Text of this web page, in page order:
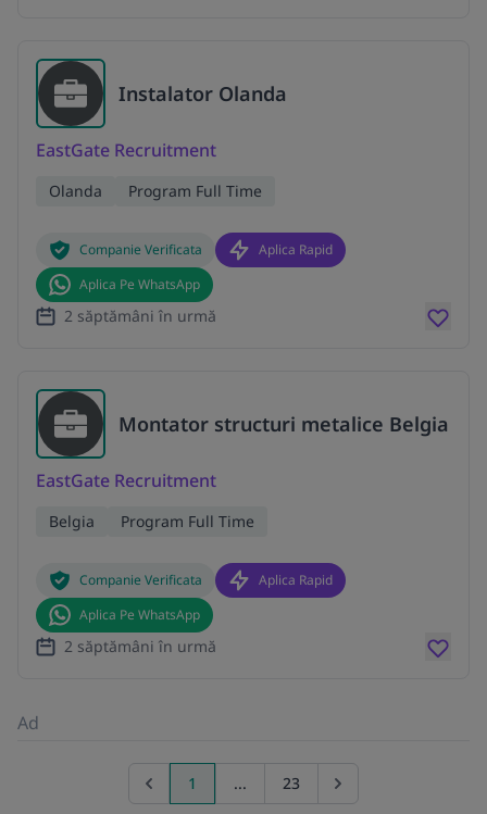
Instalator Olanda
EastGate Recruitment
Olanda Program Full Time
Companie Verificata
Aplica Rapid
Aplica Pe WhatsApp
2 săptămâni în urmă
Montator structuri metalice Belgia
EastGate Recruitment
Belgia Program Full Time
Companie Verificata
Aplica Rapid
Aplica Pe WhatsApp
2 săptămâni în urmă
Ad
Previous page
1 ... 23 Go to next page